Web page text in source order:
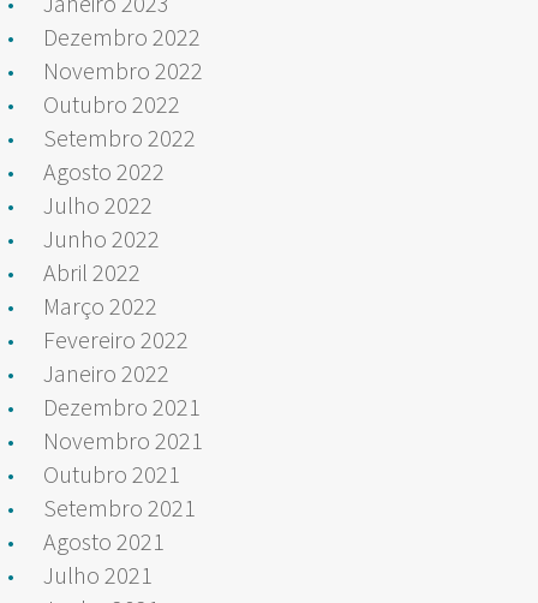
Dezembro 2022
Novembro 2022
Outubro 2022
Setembro 2022
Agosto 2022
Julho 2022
Junho 2022
Abril 2022
Março 2022
Fevereiro 2022
Janeiro 2022
Dezembro 2021
Novembro 2021
Outubro 2021
Setembro 2021
Agosto 2021
Julho 2021